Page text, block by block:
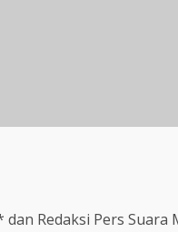
Redaksi Pers Suara